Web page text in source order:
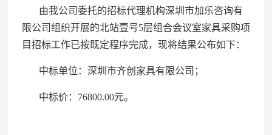
由我公司委托的招标代理机构深圳市加乐咨询有
限公司组织开展的北站壹号5层组合会议室家具采购项
目招标工作已按既定程序完成，现将结果公布如下：
中标单位：深圳市齐创家具有限公司；
中标价：76800.00元。